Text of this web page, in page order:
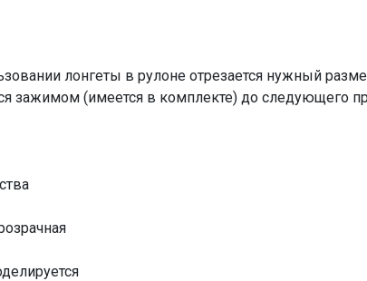
лонгеты в рулоне отрезается нужный
зажимом (имеется в комплекте) до следующего